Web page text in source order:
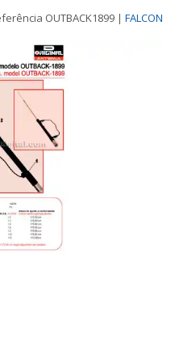
OUTBACK1899 | FALCON